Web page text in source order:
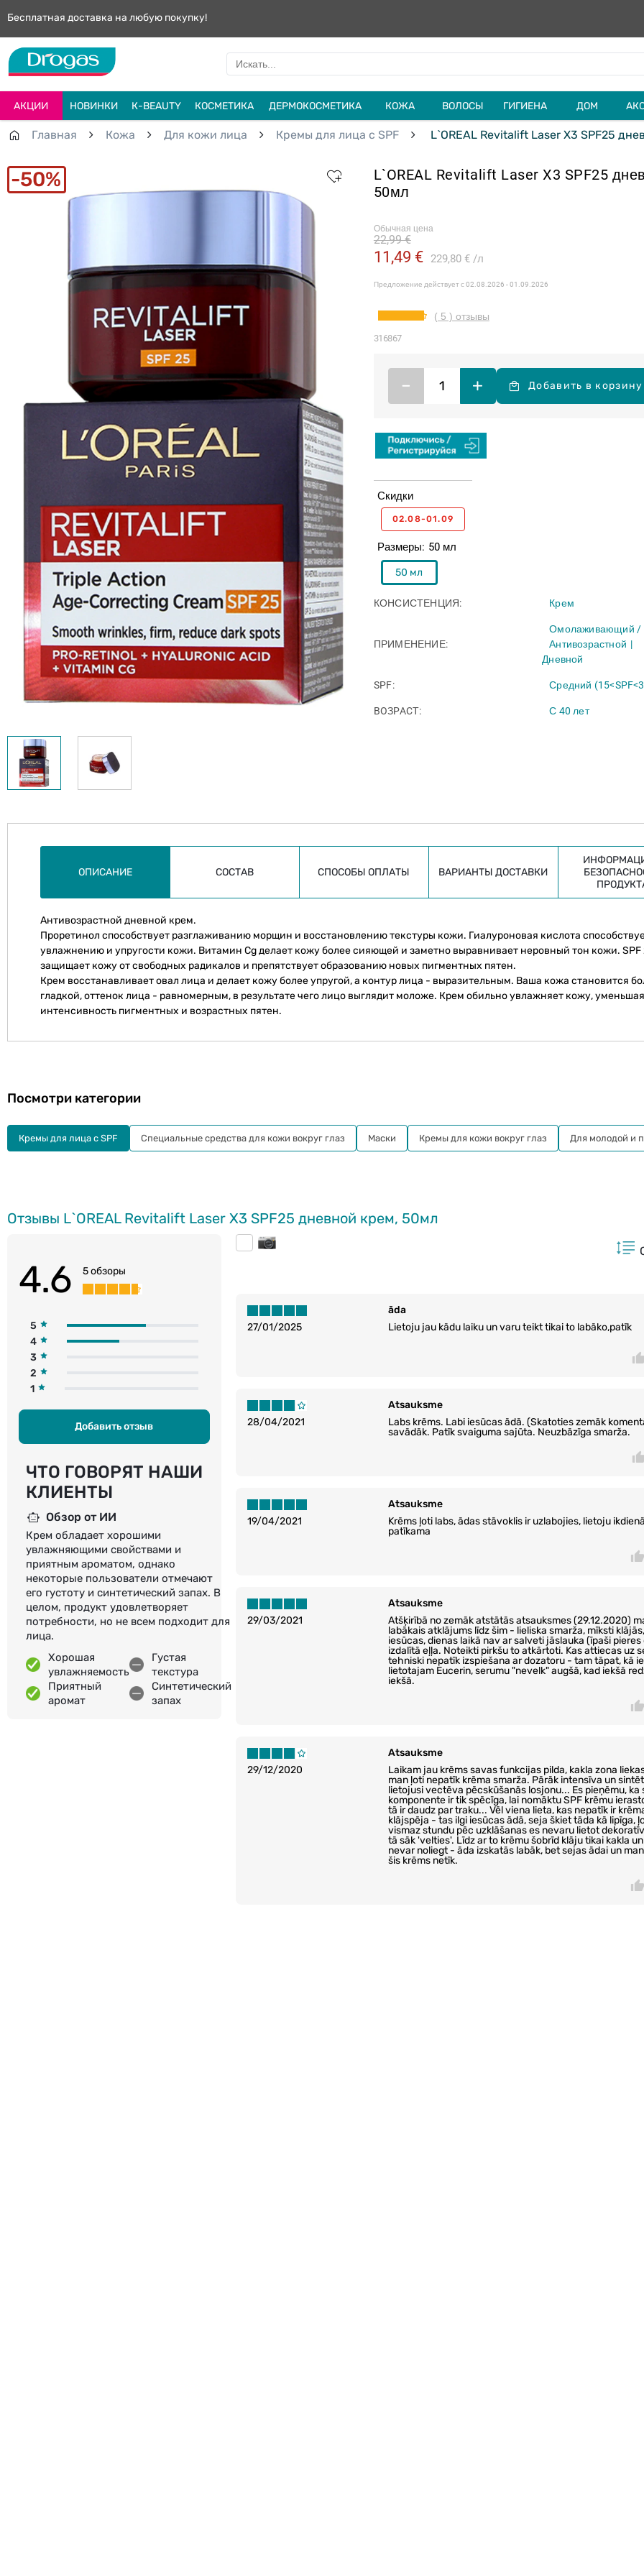
Бесплатная доставка на любую покупку!
АКЦИИ НОВИНКИ К-BEAUTY КОСМЕТИКА ДЕРМОКОСМЕТИКА КОЖА ВОЛОСЫ ГИГИЕНА ДОМ
Главная Кожа Для кожи лица Кремы для лица с SPF L`OREAL Revitalift Laser X3 SPF25
50%
L`OREAL Revitalift Laser X3 SPF25
50мл
Обычная цена
11,49 € 229,80 € л
22,99 €
Предложение действует с02.08.2026 - 01.09.2026
( 5 ) отзывы
316867
Размеры 50 мл
50 мл
– + Добавить в корзину
Скидки
02.08-01.09
КОНСИСТЕНЦИЯ Крем
ПРИМЕНЕНИЕ
Омолаживающий /
Антивозрастной
Дневной
SPF Средний
BOЗPACТ С 40 лет
ОПИСАНИЕ СОСТАВ СПОСОБЫ ОПЛАТЫ ВАРИАНТЫ ДОСТАВКИ
Антивозрастной дневной крем.
Проретинол способствует разглаживанию морщин и восстановлению текстуры кожи. Гиалуроновая кислота
увлажнению и упругости кожи. Витамин Cg делает кожу более сияющей и заметно выравнивает неровный тон кожи. SPF
защищает кожу от свободных радикалов и препятствует образованию новых пигментных пятен.
Крем восстанавливает овал лица и делает кожу более упругой, а контур лица - выразительным. Ваша кожа становится
гладкой, оттенок лица - равномерным, в результате чего лицо выглядит моложе. Крем обильно увлажняет кожу, уменьшая
интенсивность пигментных и возрастных пятен.
Отзывы L`OREAL Revitalift Laser X3 SPF25 дневной крем, 50мл
4.6 5 обзоры
5
4
3
2
1
Добавить отзыв
ЧТО ГОВОРЯТ НАШИ
КЛИЕНТЫ
Обзор от ИИ
Крем обладает хорошими
увлажняющими свойствами и
приятным ароматом, однако
некоторые пользователи отмечают
его густоту и синтетический запах. В
целом, продукт удовлетворяет
потребности, но не всем подходит для
лица.
Хорошая
увлажняемость
Приятный
аромат
Густая
текстура
Синтетический
запах
27/01/2025
āda
Lietoju jau kādu laiku un varu teikt tikai to labāko,patīk
28/04/2021
Atsauksme
Labs krēms. Labi iesūcas ādā. (Skatoties zemāk
savādāk. Patīk svaiguma sajūta. Neuzbāzīga smarža.
19/04/2021
Atsauksme
Krēms ļoti labs, ādas stāvoklis ir uzlabojies, lietoju
patīkama
29/03/2021
Atsauksme
Atšķirībā no zemāk atstātās atsauksmes (29.12.2020)
labākais atklājums līdz šim - lieliska smarža, mīksti
iesūcas, dienas laikā nav ar salveti jāslauka (īpaši pieres
izdalītā eļļa. Noteikti pirkšu to atkārtoti. Kas attiecas uz
tehniski nepatīk izspiešana ar dozatoru - tam tāpat, kā
lietotajam Eucerin, serumu "nevelk" augšā, kad iekšā
iekšā.
29/12/2020
Atsauksme
Laikam jau krēms savas funkcijas pilda, kakla zona
man ļoti nepatīk krēma smarža. Pārāk intensīva un
lietojusi vectēva pēcskūšanās losjonu... Es pieņēmu, ka
komponente ir tik spēcīga, lai nomāktu SPF krēmu
tā ir daudz par traku... Vēl viena lieta, kas nepatīk ir
klājspēja - tas ilgi iesūcas ādā, seja škiet tāda kā lipīga,
vismaz stundu pēc uzklāšanas es nevaru lietot
tā sāk 'velties'. Līdz ar to krēmu šobrīd klāju tikai kakla
nevar noliegt - āda izskatās labāk, bet sejas ādai un
šis krēms netīk.
Посмотри категории
Кремы для лица с SPF Специальные средства для кожи вокруг глаз Маски Кремы для кожи вокруг глаз Для молодой и